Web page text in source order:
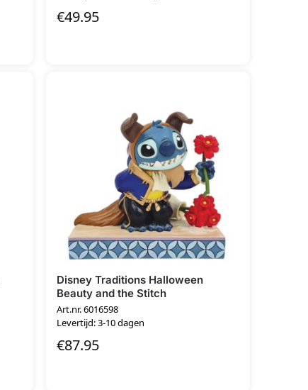
€49.95
Disney Traditions Halloween
Beauty and the Stitch
Art.nr. 6016598
Levertijd: 3-10 dagen
€87.95